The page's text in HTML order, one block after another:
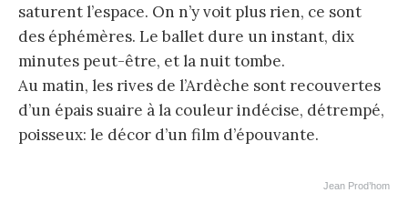
saturent l’espace. On n’y voit plus rien, ce sont
des éphémères. Le ballet dure un instant, dix
minutes peut-être, et la nuit tombe.
Au matin, les rives de l’Ardèche sont recouvertes
d’un épais suaire à la couleur indécise, détrempé,
poisseux: le décor d’un film d’épouvante.
Jean Prod’hom